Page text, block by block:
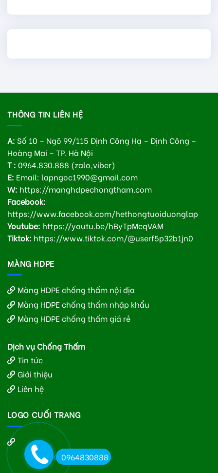
THÔNG TIN LIÊN HỆ
A: Số 10 – Ngõ 99/115 Định Công Hạ – Định Công –
Hoàng Mai – TP. Hà Nội
T : 0964.830.888 (zalo,viber)
E: Email: lapngoc1990@gmail.com
W: https://manghdpechongtham.com
Facebook:
https://www.facebook.com/hethongtuoiduonglap
Youtube: https://youtu.be/hByTpMcqVAM
Tiktok: https://www.tiktok.com/@userf5p32b1jn0
MÀNG HDPE
Màng HDPE chống thấm nội địa
Màng HDPE chống thấm nhập khẩu
Màng HDPE chống thấm giá rẻ
Dịch vụ Chống Thấm
Tin tức
Giới thiệu
Liên hệ
LOGO CUỐI TRANG
0964830888